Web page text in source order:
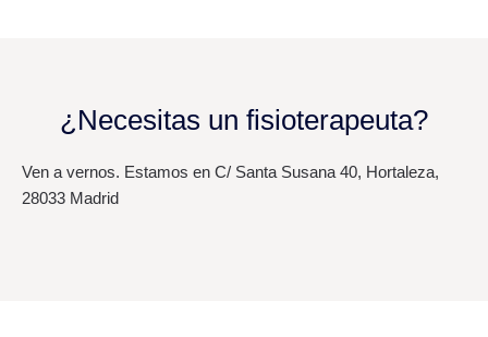
¿Necesitas un fisioterapeuta?
Ven a vernos. Estamos en C/ Santa Susana 40, Hortaleza,
28033 Madrid